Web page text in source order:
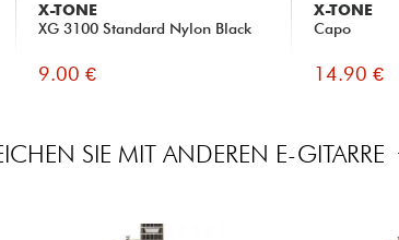
X-TONE
XG 3100 Standard Nylon Black
9.00 €
X-TONE
Capo
14.90 €
SIE MIT ANDEREN E-GITARRE